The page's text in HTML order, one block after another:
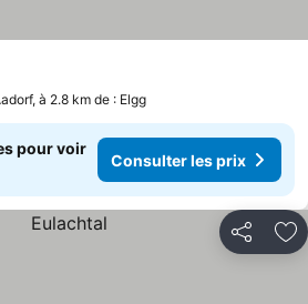
à 2.8 km de : Elgg
pour voir
Consulter les prix
Partager